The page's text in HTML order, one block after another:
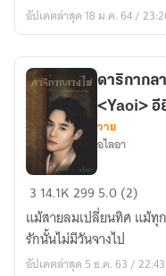
(Yaoi)จีน
อัปเดตล่าสุด 18 ม.ค. 64 /
ดา
ริกา
กลาง
ไฟ
(ปฎิ
ดาริกากล
<Yaoi>
วาย
อไลอา
3 14.1K299 5.0 (2)
แม้สายลมเปลี่ยนทิศ แม้ทุกอย่างเปลี่ยน
รักนั้นไม่มีวันจางไป
อัปเดตล่าสุด 5 ธ.ค. 63 /